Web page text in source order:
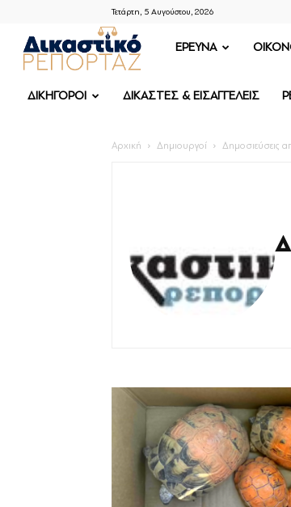
Τετάρτη, 5 Αυγούστου, 2026
ΔΙΚΑΣΤΙΚΟ
ΡΕΠΟΡΤΑΖ
ΕΡΕΥΝΑ
ΔΙΚΗΓΟΡΟΙ ΔΙΚΑΣΤΕΣ & ΕΙΣΑΓΓΕΛΕΙΣ
Αρχική Δημιουργοί Δημοσιεύσεις